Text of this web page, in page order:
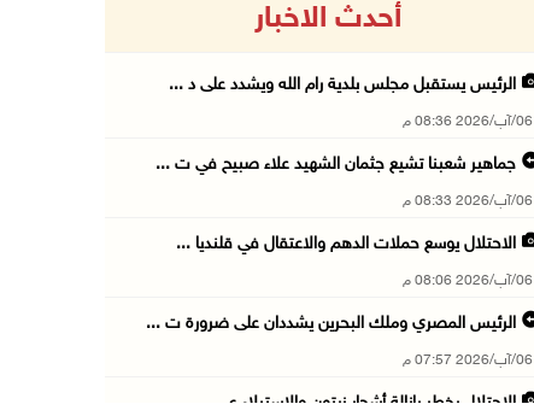
أحدث الاخبار
الرئيس يستقبل مجلس بلدية رام الله ويشدد على د ...
06/آب/2026 08:36 م
جماهير شعبنا تشيع جثمان الشهيد علاء صبيح في ت ...
06/آب/2026 08:33 م
الاحتلال يوسع حملات الدهم والاعتقال في قلنديا ...
06/آب/2026 08:06 م
الرئيس المصري وملك البحرين يشددان على ضرورة ت ...
06/آب/2026 07:57 م
الاحتلال يخطر بإزالة أشجار زيتون والاستيلاء ع ...